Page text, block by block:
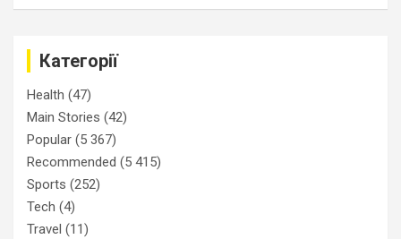
Категорії
Health (47)
Main Stories (42)
Popular (5 367)
Recommended (5 415)
Sports (252)
Tech (4)
Travel (11)